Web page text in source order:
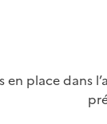
place dans